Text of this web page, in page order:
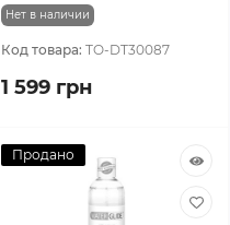
Нет в наличии
Код товара: TO-DT30087
1 599 грн
Продано